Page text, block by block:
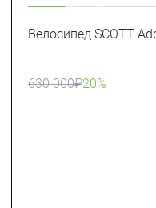
Велосипед SCOTT
630 000₽20%